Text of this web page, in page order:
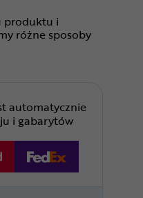
produktu i
różne sposoby
automatycznie
i gabarytów